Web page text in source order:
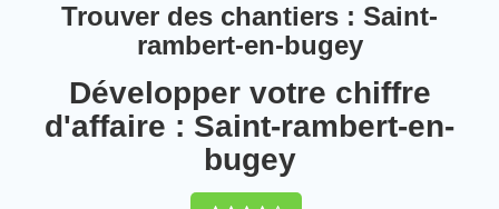
Trouver des chantiers : Saint-
rambert-en-bugey
Développer votre chiffre
d'affaire : Saint-rambert-en-
bugey